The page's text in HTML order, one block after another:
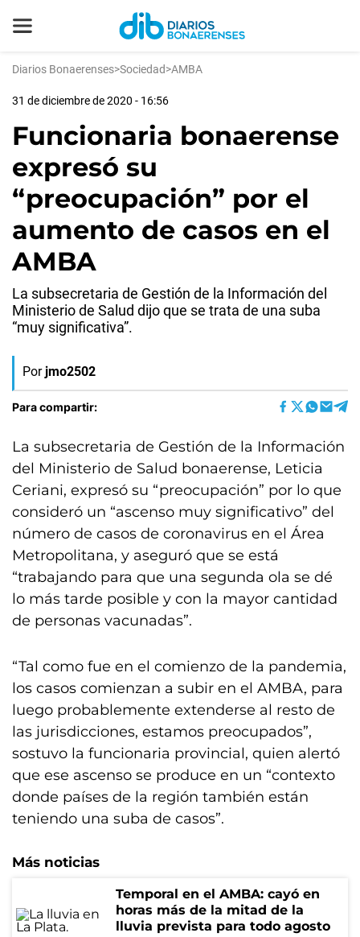
Diarios Bonaerenses>Sociedad>AMBA
31 de diciembre de 2020 - 16:56
Funcionaria bonaerense
expresó su
“preocupación” por el
aumento de casos en el
AMBA
La subsecretaria de Gestión de la Información del
Ministerio de Salud dijo que se trata de una suba
“muy significativa”.
Por jmo2502
Para compartir:
La subsecretaria de Gestión de la Información
del Ministerio de Salud bonaerense, Leticia
Ceriani, expresó su “preocupación” por lo que
consideró un “ascenso muy significativo” del
número de casos de coronavirus en el Área
Metropolitana, y aseguró que se está
“trabajando para que una segunda ola se dé
lo más tarde posible y con la mayor cantidad
de personas vacunadas”.
“Tal como fue en el comienzo de la pandemia,
los casos comienzan a subir en el AMBA, para
luego probablemente extenderse al resto de
las jurisdicciones, estamos preocupados”,
sostuvo la funcionaria provincial, quien alertó
que ese ascenso se produce en un “contexto
donde países de la región también están
teniendo una suba de casos”.
Más noticias
Temporal en el AMBA: cayó en
horas más de la mitad de la
lluvia prevista para todo agosto